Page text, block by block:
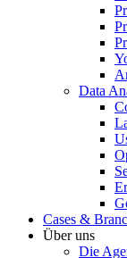
Data
Cases &
Über uns
Die